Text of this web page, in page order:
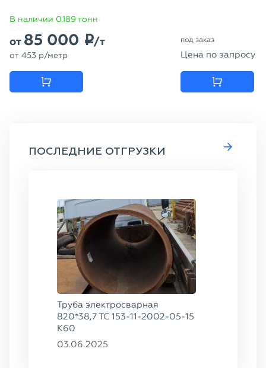
В наличии 0.189 тонн
от 85 000 p/т
от 453 p/метр
под заказ
Цена по запросу
ПОСЛЕДНИЕ ОТГРУЗКИ
Труба электросварная
820*38,7 ТС 153-11-2002-05-15
К60
03.06.2025